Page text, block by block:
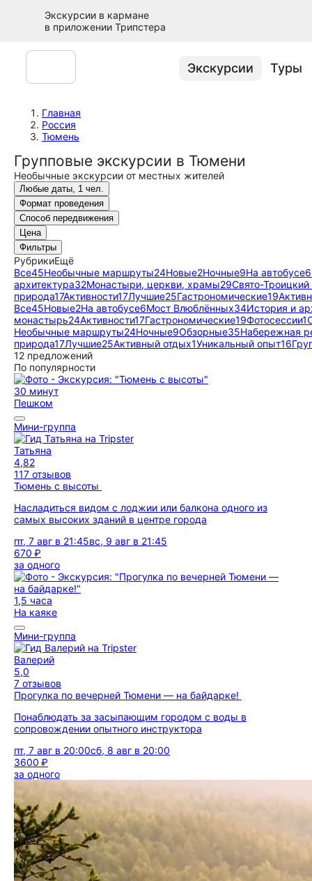
Экскурсии в кармане
в приложении Трипстера
Экскурсии Туры
Главная
Россия
Тюмень
Групповые экскурсии в Тюмени
Необычные экскурсии от местных жителей
Любые даты, 1 чел.
Формат проведения
Способ передвижения
Цена
Фильтры
РубрикиЕщё
Все45Необычные маршруты24Новые2Ночные9На автобусе6
архитектура32Монастыри, церкви, храмы29Свято-
природа17Активности17Лучшие25Гастрономические19
Все45Новые2На автобусе6Мост Влюблённых34История и
монастырь24Активности17Гастрономические19Фотосессии1
Необычные маршруты24Ночные9Обзорные35Набережная
природа17Лучшие25Активный отдых1Уникальный опыт16
12 предложений
По популярности
30 минут
Пешком
Мини-группа
Татьяна
4,82
117 отзывов
Тюмень с высоты
Насладиться видом с лоджии или балкона одного из
самых высоких зданий в центре города
пт, 7 авг в 21:45вс, 9 авг в 21:45
670 ₽
за одного
1,5 часа
На каяке
Мини-группа
Валерий
5,0
7 отзывов
Прогулка по вечерней Тюмени — на байдарке!
Понаблюдать за засыпающим городом с воды в
сопровождении опытного инструктора
пт, 7 авг в 20:00сб, 8 авг в 20:00
3600 ₽
за одного